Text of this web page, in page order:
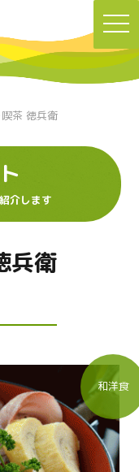
茶 徳兵衛
介します
兵衛
和洋食